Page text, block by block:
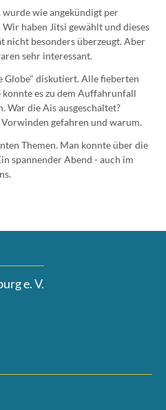
wie angekündigt per
haben Jitsi gewählt und dieses
nicht besonders überzeugt. Aber
sehr interessant.
Globe" diskutiert. Alle fieberten
es zu dem Auffahrunfall
War die Ais ausgeschaltet?
gefahren und warum.
Themen. Man konnte über die
spannender Abend - auch im
e. V.